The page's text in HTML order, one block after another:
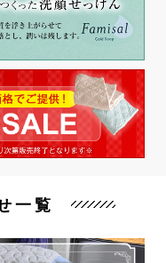
一覧